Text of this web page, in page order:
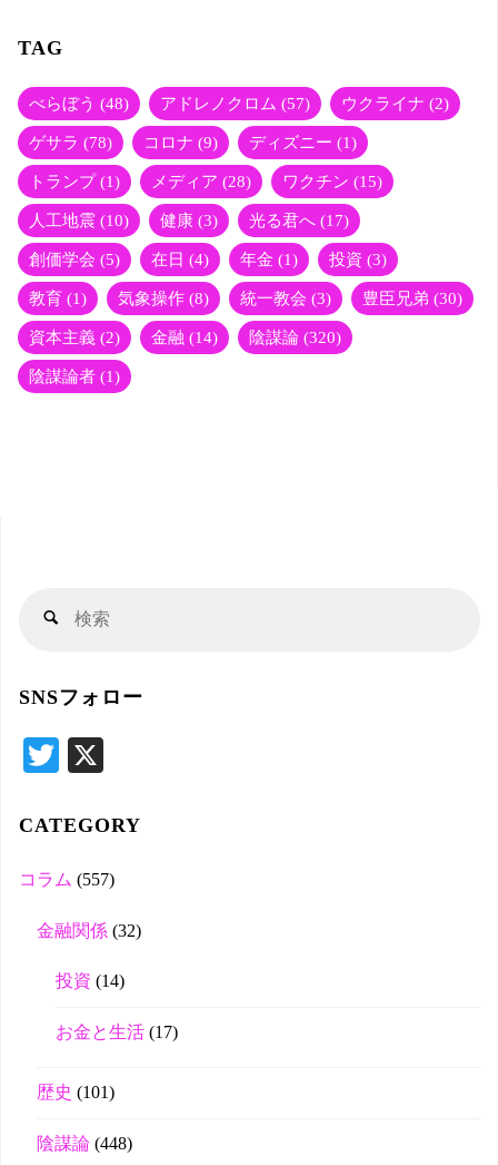
tte
r
TAG
べらぼう (48) アドレノクロム (57) ウクライナ (2)
ゲサラ (78) コロナ (9) ディズニー (1)
トランプ(1) メディア (28) ワクチン (15)
人工地震 (10) 健康 (3) 光る君へ (17)
創価学会 (5) 在日 (4) 年金 (1) 投資 (3)
教育 (1) 気象操作 (8) 統一教会 (3) 豊臣兄弟 (30)
資本主義 (2) 金融 (14) 陰謀論 (320)
陰謀論者 (1)
検
SNSフォロー
T
tte
r
CATEGORY
コラム (557)
金融関係 (32)
投資 (14)
お金と生活(17)
歴史 (101)
陰謀論 (448)